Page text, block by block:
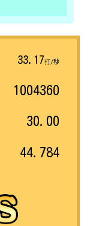
33.17打/秒
1004360
30.00
44.784